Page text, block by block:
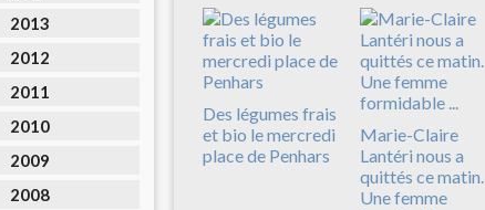
2013
2012
2011
2010
2009
2008
Des légumes frais
et bio le mercredi
place de Penhars
Marie-Claire
Lantéri nous a
quittés ce matin.
Une femme